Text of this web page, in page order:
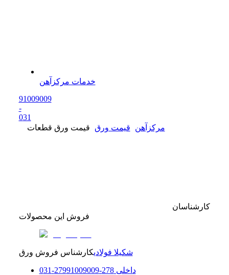
خدمات مرکزآهن
91009009
-
031
مرکزآهن
قیمت ورق قیمت ورق قطعات
کارشناسان
فروش این محصولات
شکیلا فولادیکارشناس فروش ورق
داخلی278-279
91009009
-
031